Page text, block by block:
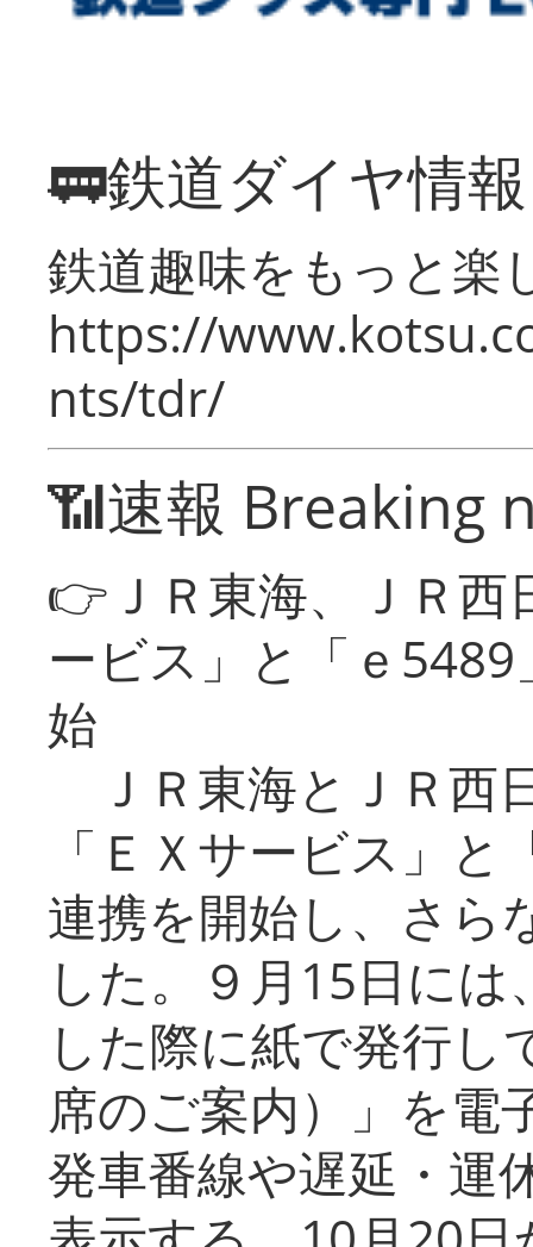
🚃鉄道ダイヤ情
鉄道趣味をもっと楽
https://
nts/tdr/
📶速報 Breaking
👉ＪＲ東海、ＪＲ
ービス」と「ｅ
始
ＪＲ東海とＪＲ西
「ＥＸサービス」
連携を開始し、さら
した。９月15日に
した際に紙で発行し
席のご案内）」を電
発車番線や遅延・運